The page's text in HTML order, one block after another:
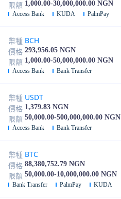
限額 1,000.00-30,000,000.00 NGN
Access Bank KUDA PalmPay
幣種 BCH
價格 293,956.05 NGN
限額 1,000.00-50,000,000.00 NGN
Access Bank Bank Transfer
幣種 USDT
價格 1,379.83 NGN
限額 50,000.00-500,000,000.00 NGN
Access Bank Bank Transfer
幣種 BTC
價格 88,380,752.79 NGN
限額 50,000.00-10,000,000.00 NGN
Bank Transfer PalmPay KUDA